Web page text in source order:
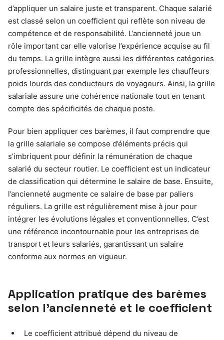
d’appliquer un salaire juste et transparent. Chaque salarié
est classé selon un coefficient qui reflète son niveau de
compétence et de responsabilité. L’ancienneté joue un
rôle important car elle valorise l’expérience acquise au fil
du temps. La grille intègre aussi les différentes catégories
professionnelles, distinguant par exemple les chauffeurs
poids lourds des conducteurs de voyageurs. Ainsi, la grille
salariale assure une cohérence nationale tout en tenant
compte des spécificités de chaque poste.
Pour bien appliquer ces barèmes, il faut comprendre que
la grille salariale se compose d’éléments précis qui
s’imbriquent pour définir la rémunération de chaque
salarié du secteur routier. Le coefficient est un indicateur
de classification qui détermine le salaire de base. Ensuite,
l’ancienneté augmente ce salaire de base par paliers
réguliers. La grille est régulièrement mise à jour pour
intégrer les évolutions légales et conventionnelles. C’est
une référence incontournable pour les entreprises de
transport et leurs salariés, garantissant un salaire
conforme aux normes en vigueur.
Application pratique des barèmes
selon l’ancienneté et le coefficient
Le coefficient attribué dépend du niveau de